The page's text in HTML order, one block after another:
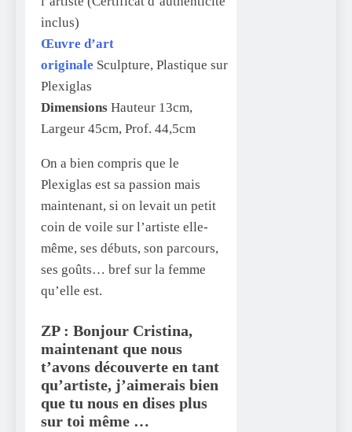
inclus)
Œuvre d’art
originale Sculpture, Plastique sur
Plexiglas
Dimensions Hauteur 13cm,
Largeur 45cm, Prof. 44,5cm
On a bien compris que le
Plexiglas est sa passion mais
maintenant, si on levait un petit
coin de voile sur l’artiste elle-
même, ses débuts, son parcours,
ses goûts… bref sur la femme
qu’elle est.
ZP : Bonjour Cristina,
maintenant que nous
t’avons découverte en tant
qu’artiste, j’aimerais bien
que tu nous en dises plus
sur toi même …